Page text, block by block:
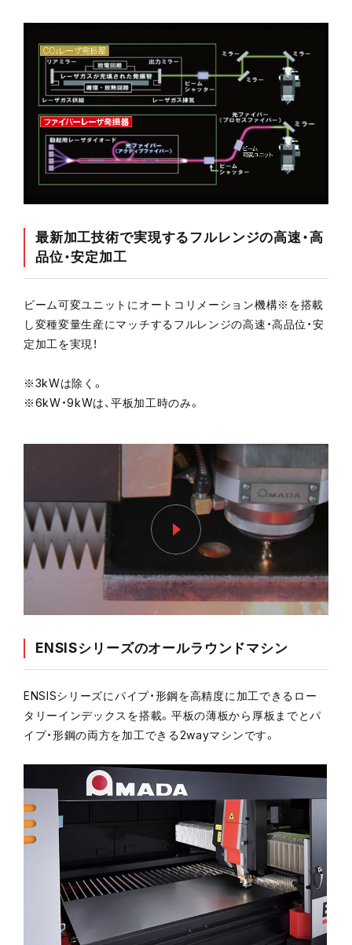
最新加工技術で実現するフルレンジの高速・高
品位・安定加工
ビーム可変ユニットにオートコリメーション機構※を搭載
し変種変量生産にマッチするフルレンジの高速・高品位・安
定加工を実現！
※3kWは除く。
※6kW・9kWは、平板加工時のみ。
ENSISシリーズのオールラウンドマシン
ENSISシリーズにパイプ・形鋼を高精度に加工できるロー
タリーインデックスを搭載。平板の薄板から厚板までとパ
イプ・形鋼の両方を加工できる2wayマシンです。